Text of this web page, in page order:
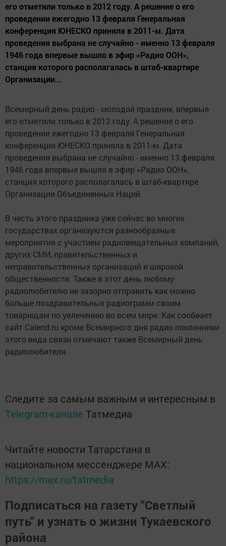
его отметили только в 2012 году. А решение о его
проведении ежегодно 13 февраля Генеральная
конференция ЮНЕСКО приняла в 2011-м. Дата
проведения выбрана не случайно - именно 13 февраля
1946 года впервые вышло в эфир «Радио ООН»,
станция которого располагалась в штаб-квартире
Организации...
Всемирный день радио - молодой праздник, впервые
его отметили только в 2012 году. А решение о его
проведении ежегодно 13 февраля Генеральная
конференция ЮНЕСКО приняла в 2011-м. Дата
проведения выбрана не случайно - именно 13 февраля
1946 года впервые вышло в эфир «Радио ООН»,
станция которого располагалась в штаб-квартире
Организации Объединенных Наций.
В честь этого праздника уже сейчас во многих
государствах организуются разнообразные
мероприятия с участием радиовещательных компаний,
других СМИ, правительственных и
неправительственных организаций и широкой
общественности. Также в этот день любому
радиолюбителю не зазорно отправить как можно
больше поздравительных радиограмм своим
товарищам по увлечению во всем мире. Как сообөает
сайт Calend.ru кроме Всемирного дня радио поклонники
этого вида связи отмечают также Всемирный день
радиолюбителя.
Следите за самым важным и интересным в
Telegram-канале Татмедиа
Читайте новости Татарстана в
национальном мессенджере MАХ:
https://max.ru/tatmedia
Подписаться на газету "Светлый
путь" и узнать о жизни Тукаевского
района